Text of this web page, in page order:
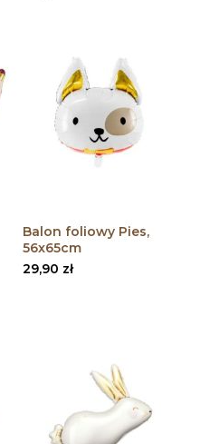
Balon foliowy Pies,
56x65cm
29,90 zł